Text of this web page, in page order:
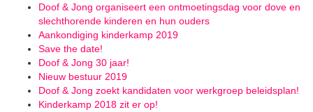
Doof & Jong organiseert een ontmoetingsdag voor dove en
slechthorende kinderen en hun ouders
Aankondiging kinderkamp 2019
Save the date!
Doof & Jong 30 jaar!
Nieuw bestuur 2019
Doof & Jong zoekt kandidaten voor werkgroep beleidsplan!
Kinderkamp 2018 zit er op!